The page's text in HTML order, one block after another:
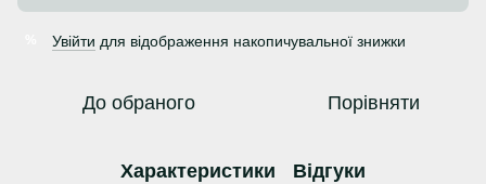
Увійти для відображення накопичувальної знижки
До обраного Порівняти
Характеристики Відгуки